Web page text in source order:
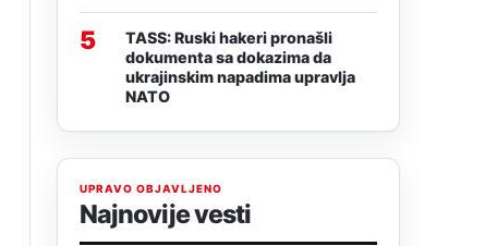
5
TASS: Ruski hakeri pronašli
dokumenta sa dokazima da
ukrajinskim napadima upravlja
NATO
UPRAVO OBJAVLJENO
Najnovije vesti